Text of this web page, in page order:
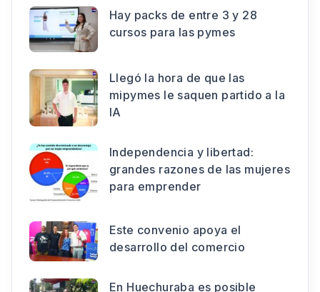
Hay packs de entre 3 y 28
cursos para las pymes
Llegó la hora de que las
mipymes le saquen partido a la
IA
Independencia y libertad:
grandes razones de las mujeres
para emprender
Este convenio apoya el
desarrollo del comercio
En Huechuraba es posible